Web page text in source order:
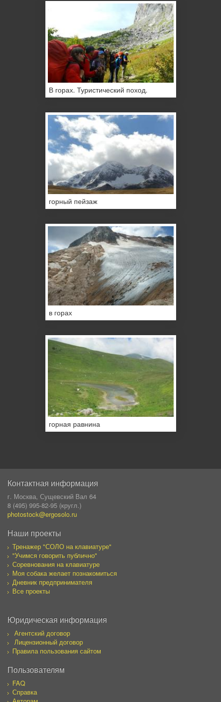
В горах. Туристический поход.
горный пейзаж
в горах
горная равнина
Контактная информация
г. Москва, Сущевский Вал 64
8 (495) 995-82-95 (кругл.)
photostock@ergosolo.ru
Наши проекты
Тренажер "СОЛО на клавиатуре"
"Учимся говорить публично"
Соревнования на клавиатуре
Моя собака желает познакомиться
Дневник предпринимателя
Все проекты
Юридическая информация
Агентский договор
Лицензионный договор
Правила пользования сайтом
Пользователям
FAQ
Справка